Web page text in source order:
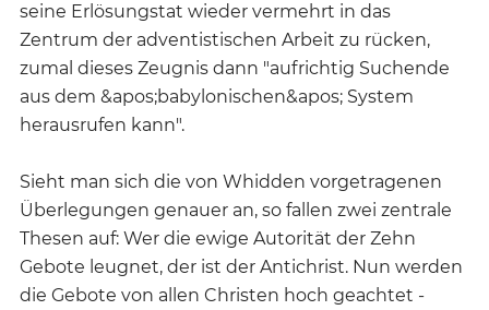
seine Erlösungstat wieder vermehrt in das
Zentrum der adventistischen Arbeit zu rücken,
zumal dieses Zeugnis dann "aufrichtig Suchende
aus dem &apos;babylonischen&apos; System
herausrufen kann".
Sieht man sich die von Whidden vorgetragenen
Überlegungen genauer an, so fallen zwei zentrale
Thesen auf: Wer die ewige Autorität der Zehn
Gebote leugnet, der ist der Antichrist. Nun werden
die Gebote von allen Christen hoch geachtet -